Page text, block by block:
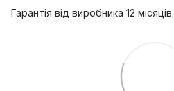
Гарантія від виробника 12 місяців.